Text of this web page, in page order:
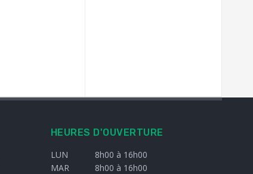
HEURES D'OUVERTURE
LUN
8h00 à 16h00
MAR
8h00 à 16h00